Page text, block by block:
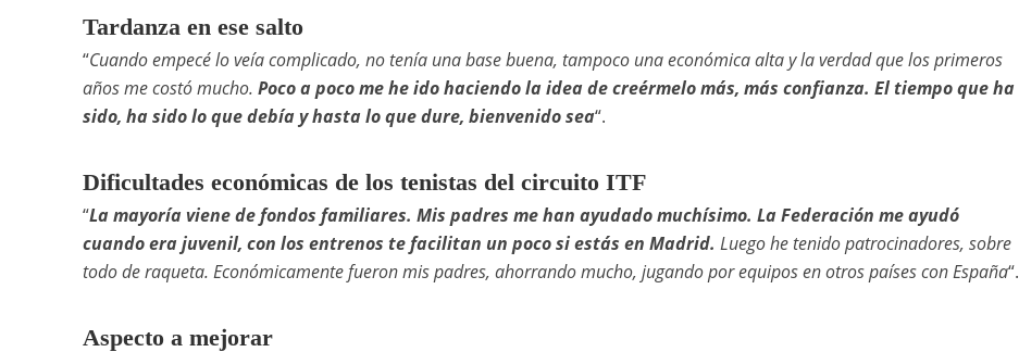
Tardanza en ese salto
“Cuando empecé lo veía complicado, no tenía una base buena, tampoco una económica alta y la verdad que los primeros
años me costó mucho. Poco a poco me he ido haciendo la idea de creérmelo más, más confianza. El tiempo que ha
sido, ha sido lo que debía y hasta lo que dure, bienvenido sea“.
Dificultades económicas de los tenistas del circuito ITF
“La mayoría viene de fondos familiares. Mis padres me han ayudado muchísimo. La Federación me ayudó
cuando era juvenil, con los entrenos te facilitan un poco si estás en Madrid. Luego he tenido patrocinadores, sobre
todo de raqueta. Económicamente fueron mis padres, ahorrando mucho, jugando por equipos en otros países con España“.
Aspecto a mejorar